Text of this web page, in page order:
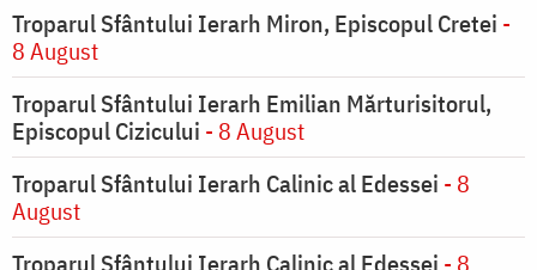
Troparul Sfântului Ierarh Miron, Episcopul Cretei -
8 August
Troparul Sfântului Ierarh Emilian Mărturisitorul,
Episcopul Cizicului - 8 August
Troparul Sfântului Ierarh Calinic al Edessei - 8
August